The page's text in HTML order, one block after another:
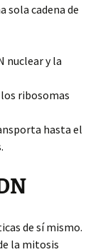
sola cadena de
nuclear y la
ribosomas
hasta el
de sí mismo.
la mitosis